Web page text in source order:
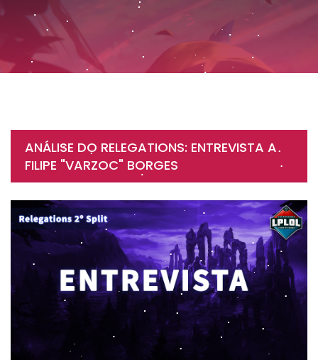
ANÁLISE DO RELEGATIONS: ENTREVISTA A
FILIPE "VARZOC" BORGES